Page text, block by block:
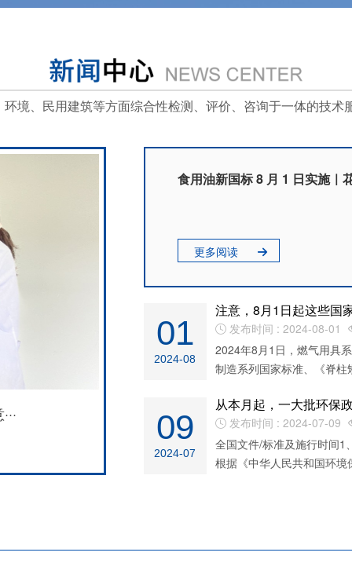
环境、民用建筑等方面综合性检测、评价、咨询于一体的技术
食用油新国标 8 月 1 日实施｜
更多阅读 
01
2024-08
注意，8月1日起这些国
 发布时间 : 2024-08-01
2024年8月1日，燃气用具
制造系列国家标准、《脊柱
09
2024-07
从本月起，一大批环保
 发布时间 : 2024-07-09
全国文件/标准及施行时间1
根据《中华人民共和国环境